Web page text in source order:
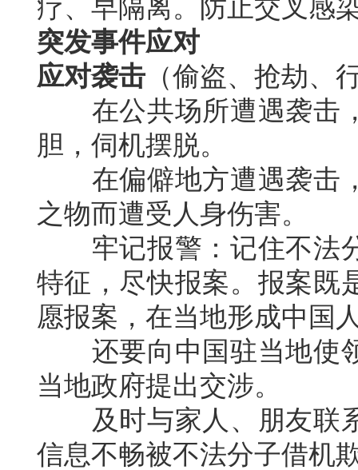
疗、早隔离。防止交叉感
突发事件应对
应对袭击（偷盗、抢劫、
在公共场所遭遇袭击，
胆，伺机摆脱。
在偏僻地方遭遇袭击，
之物而遭受人身伤害。
牢记报警：记住不法分
特征，尽快报案。报案既
愿报案，在当地形成中国
还要向中国驻当地使领
当地政府提出交涉。
及时与家人、朋友联系
信息不畅被不法分子借机